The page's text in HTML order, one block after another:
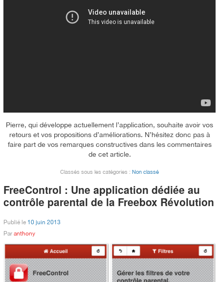
Pierre, qui développe actuellement l’application, souhaite avoir vos
retours et vos propositions d’améliorations. N’hésitez donc pas à
faire part de vos remarques constructives dans les commentaires
de cet article.
Classés sous les catégories : Non classé
FreeControl : Une application dédiée au
contrôle parental de la Freebox Révolution
Publié le 10 juin 2013
Par anthony